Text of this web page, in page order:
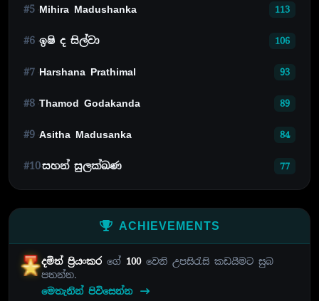
#5 Mihira Madushanka 113
#6 ඉෂි ද සිල්වා 106
#7 Harshana Prathimal 93
#8 Thamod Godakanda 89
#9 Asitha Madusanka 84
#10සහන් සුලක්ඛණ 77
ACHIEVEMENTS
දමිත් ප්‍රියංකරගේ 100වෙනි උපසිරැසි කඩයීමට සුබ
පතන්න.
මෙතැනින් පිවිසෙන්න